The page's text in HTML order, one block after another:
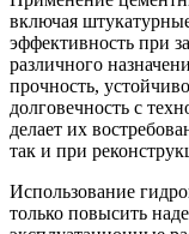
включая
эффективность при
различного
прочность,
долговечность с
делает их
так и при
Использование
только повысить